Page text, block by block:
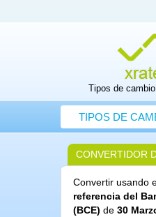
Tipos de
TIPOS DE
CONVERTIDOR
Convertir usando
referencia del
(BCE) de 30